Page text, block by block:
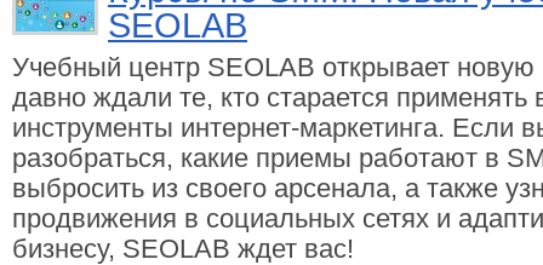
SEOLAB
Учебный центр SEOLAB открывает новую
давно ждали те, кто старается применять
инструменты интернет-маркетинга. Если
разобраться, какие приемы работают в
выбросить из своего арсенала, а также
продвижения в социальных сетях и
бизнесу, SEOLAB ждет вас!